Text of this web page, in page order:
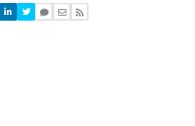
znaleziono komentarzy
swoje komentarze